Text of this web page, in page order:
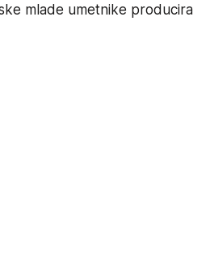
mlade umetnike producira